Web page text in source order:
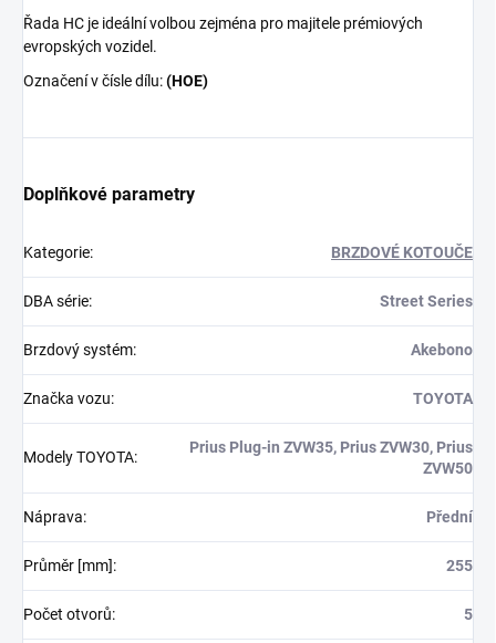
Řada HC je ideální volbou zejména pro majitele prémiových
evropských vozidel.
Označení v čísle dílu:(HOE)
Doplňkové parametry
Kategorie: BRZDOVÉ KOTOUČE
DBA série: Street Series
Brzdový systém: Akebono
Značka vozu: TOYOTA
Modely TOYOTA:
Prius Plug-in ZVW35, Prius ZVW30, Prius
ZVW50
Náprava: Přední
Průměr [mm]: 255
Počet otvorů: 5